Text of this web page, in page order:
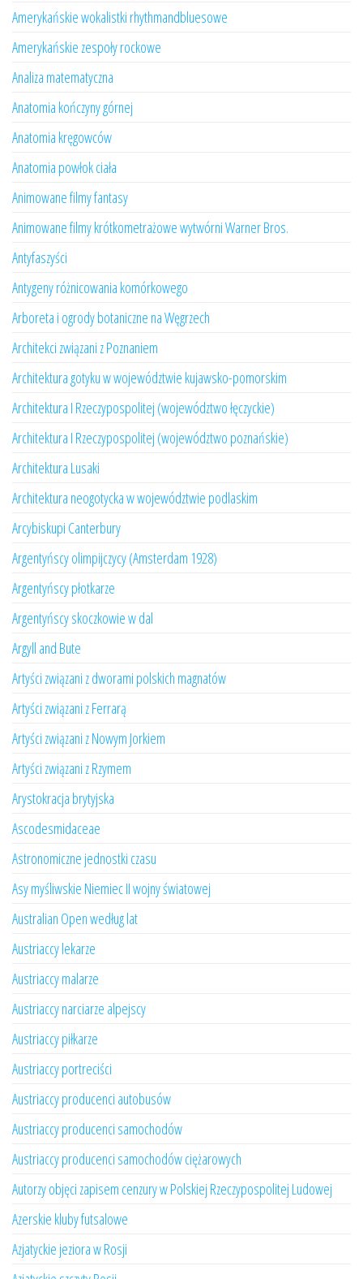
Amerykańskie wokalistki rhythmandbluesowe
Amerykańskie zespoły rockowe
Analiza matematyczna
Anatomia kończyny górnej
Anatomia kręgowców
Anatomia powłok ciała
Animowane filmy fantasy
Animowane filmy krótkometrażowe wytwórni Warner Bros.
Antyfaszyści
Antygeny różnicowania komórkowego
Arboreta i ogrody botaniczne na Węgrzech
Architekci związani z Poznaniem
Architektura gotyku w województwie kujawsko-pomorskim
Architektura I Rzeczypospolitej (województwo łęczyckie)
Architektura I Rzeczypospolitej (województwo poznańskie)
Architektura Lusaki
Architektura neogotycka w województwie podlaskim
Arcybiskupi Canterbury
Argentyńscy olimpijczycy (Amsterdam 1928)
Argentyńscy płotkarze
Argentyńscy skoczkowie w dal
Argyll and Bute
Artyści związani z dworami polskich magnatów
Artyści związani z Ferrarą
Artyści związani z Nowym Jorkiem
Artyści związani z Rzymem
Arystokracja brytyjska
Ascodesmidaceae
Astronomiczne jednostki czasu
Asy myśliwskie Niemiec II wojny światowej
Australian Open według lat
Austriaccy lekarze
Austriaccy malarze
Austriaccy narciarze alpejscy
Austriaccy piłkarze
Austriaccy portreciści
Austriaccy producenci autobusów
Austriaccy producenci samochodów
Austriaccy producenci samochodów ciężarowych
Autorzy objęci zapisem cenzury w Polskiej Rzeczypospolitej Ludowej
Azerskie kluby futsalowe
Azjatyckie jeziora w Rosji